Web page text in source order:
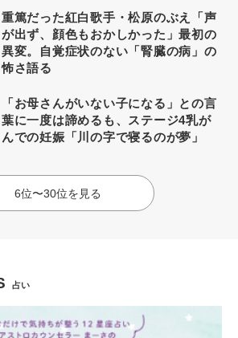
重篤だった紅白歌手・松原のぶえ「声
が出ず、顔色もおかしかった」最初の
異変。自覚症状のない「腎臓の病」の
怖さ語る
「お母さんがいない子になる」との言
葉に一度は諦めるも、ステージ4乳が
んでの妊娠「川の字で寝るのが夢」
6位〜30位を見る
占い